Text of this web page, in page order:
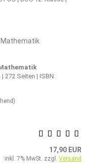
Mathematik
| 272 Seiten | ISBN:
17,90 EUR
inkl. 7% MwSt. zzgl. Versand